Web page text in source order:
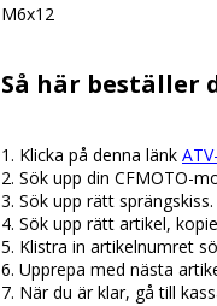
M6x12
Så här beställer
1. Klicka på denna länk
2. Sök upp din CFMOTO-
3. Sök upp rätt sprängskiss.
4. Sök upp rätt artikel,
5. Klistra in artikelnumret
6. Upprepa med nästa
7. När du är klar, gå till